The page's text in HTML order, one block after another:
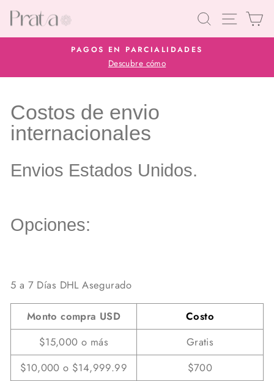
directamente
Buscar
diapositivas
PAGOS EN PARCIALIDADES
Descubre cómo
Costos de envio
internacionales
Envios Estados Unidos.
Opciones:
5 a 7 Días DHL Asegurado
Monto compra USD
Costo
$15,000 o más
Gratis
$10,000 o $14,999.99
$700